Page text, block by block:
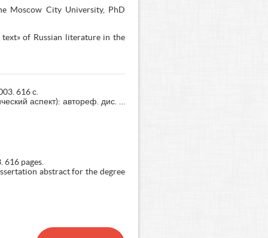
Moscow City University, PhD
of Russian literature in the
616 с.
аспект): автореф. дис. …
pages.
abstract for the degree